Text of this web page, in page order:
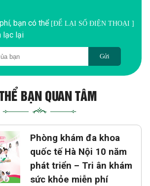
bạn có thể [ĐỂ LẠI SỐ ĐIỆN THOẠI ]
lạc lại
Gửi
BẠN QUAN TÂM
Phòng khám đa khoa
quốc tế Hà Nội 10 năm
phát triển – Tri ân khám
sức khỏe miễn phí